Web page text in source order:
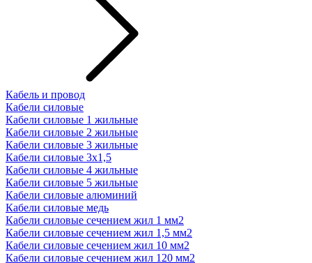
Кабель и провод
Кабели силовые
Кабели силовые 1 жильные
Кабели силовые 2 жильные
Кабели силовые 3 жильные
Кабели силовые 3х1,5
Кабели силовые 4 жильные
Кабели силовые 5 жильные
Кабели силовые алюминий
Кабели силовые медь
Кабели силовые сечением жил 1 мм2
Кабели силовые сечением жил 1,5 мм2
Кабели силовые сечением жил 10 мм2
Кабели силовые сечением жил 120 мм2